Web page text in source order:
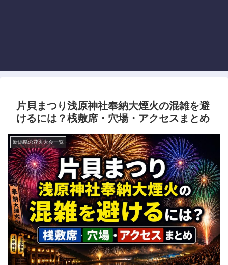
片貝まつり浅原神社奉納大煙火の混雑を避
けるには？桟敷席・穴場・アクセスまとめ
新潟県の花火大会一覧